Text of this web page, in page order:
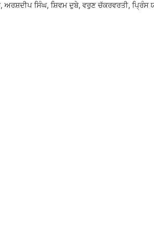
ਅਰਸ਼ਦੀਪ ਸਿੰਘ, ਸ਼ਿਵਮ ਦੁਬੇ, ਵਰੁਣ ਚੱਕਰਵਰਤੀ, ਪ੍ਰਿੰਸ